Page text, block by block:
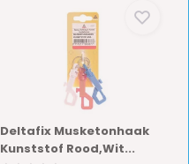
Deltafix Musketonhaak
Kunststof Rood,Wit...